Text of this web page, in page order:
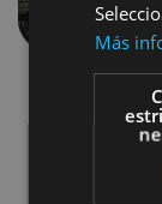
Précédent
Más